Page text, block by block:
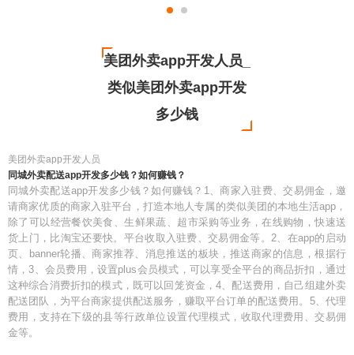
美团外卖app开发人员_
类似美团外卖app开发
多少钱
美团外卖app开发人员
同城外卖配送app开发多少钱？如何赚钱？
同城外卖配送app开发多少钱？如何赚钱？1、商家入驻费、交易佣金，邀
请商家优质的商家入驻平台，打造本地人专属的类似美团的本地生活app，
除了可以经营餐饮美食、生鲜果蔬、超市采购等业务，在线购物，快速送
货上门，比淘宝还要快。平台收取入驻费、交易佣金等。2、在app的启动
页、banner轮播、商家推荐、消息推送的板块，推送商家的信息，根据行
情，3、会员费用，设置plus会员模式，可以享受全平台的商品折扣，通过
这种综合消费折扣的模式，既可以回笼资金，4、配送费用，自己组建外卖
配送团队，为平台商家提供配送服务，赚取平台订单的配送费用。5、代理
费用，支持在下级的县等行政单位设置代理模式，收取代理费用、交易佣
金等。